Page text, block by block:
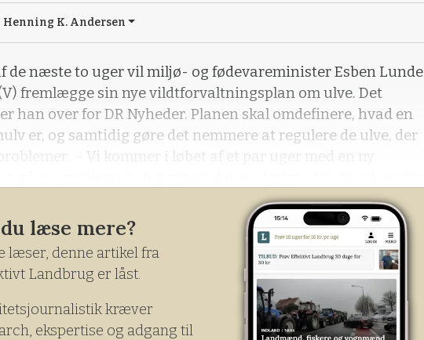
Henning K. Andersen
de næste to uger vil miljø- og fødevareminister Esben Lunde
fremlægge sin nye vildtforvaltningsplan om ulve. Det
han over for DR Nyheder. Planen skal omdefinere, hvad en
er, og samtidig gøre det nemmere at regulere de ulve, der
- Vi kommer i løbet af et par uger med en ny
læse mere?
læser, denne artikel fra
Landbrug er låst.
kræver
ekspertise og adgang til